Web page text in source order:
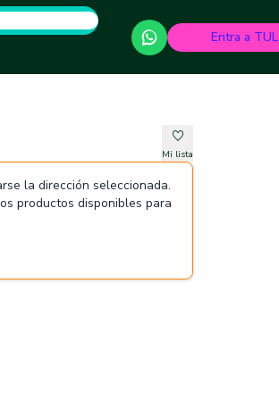
Entra a TUL
Mi lista
la dirección seleccionada.
productos disponibles para